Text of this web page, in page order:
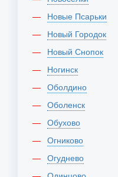
Новые Псарьки
Новый Городок
Новый Снопок
Ногинск
Оболдино
Оболенск
Обухово
Огниково
Огуднево